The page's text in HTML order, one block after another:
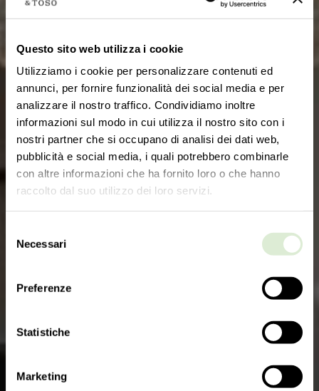
Questo sito web utilizza i cookie
Utilizziamo i cookie per personalizzare contenuti ed
annunci, per fornire funzionalità dei social media e per
analizzare il nostro traffico. Condividiamo inoltre
informazioni sul modo in cui utilizza il nostro sito con i
nostri partner che si occupano di analisi dei dati web,
pubblicità e social media, i quali potrebbero combinarle
con altre informazioni che ha fornito loro o che hanno
raccolto dal suo utilizzo dei loro servizi.
delNecessari
Preferenze
Statistiche
Marketing